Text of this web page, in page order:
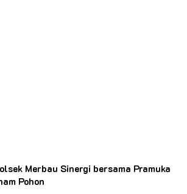
Merbau Sinergi bersama Pramuka
Pohon